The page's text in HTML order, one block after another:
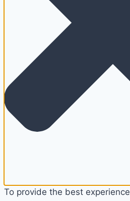
To provide the best